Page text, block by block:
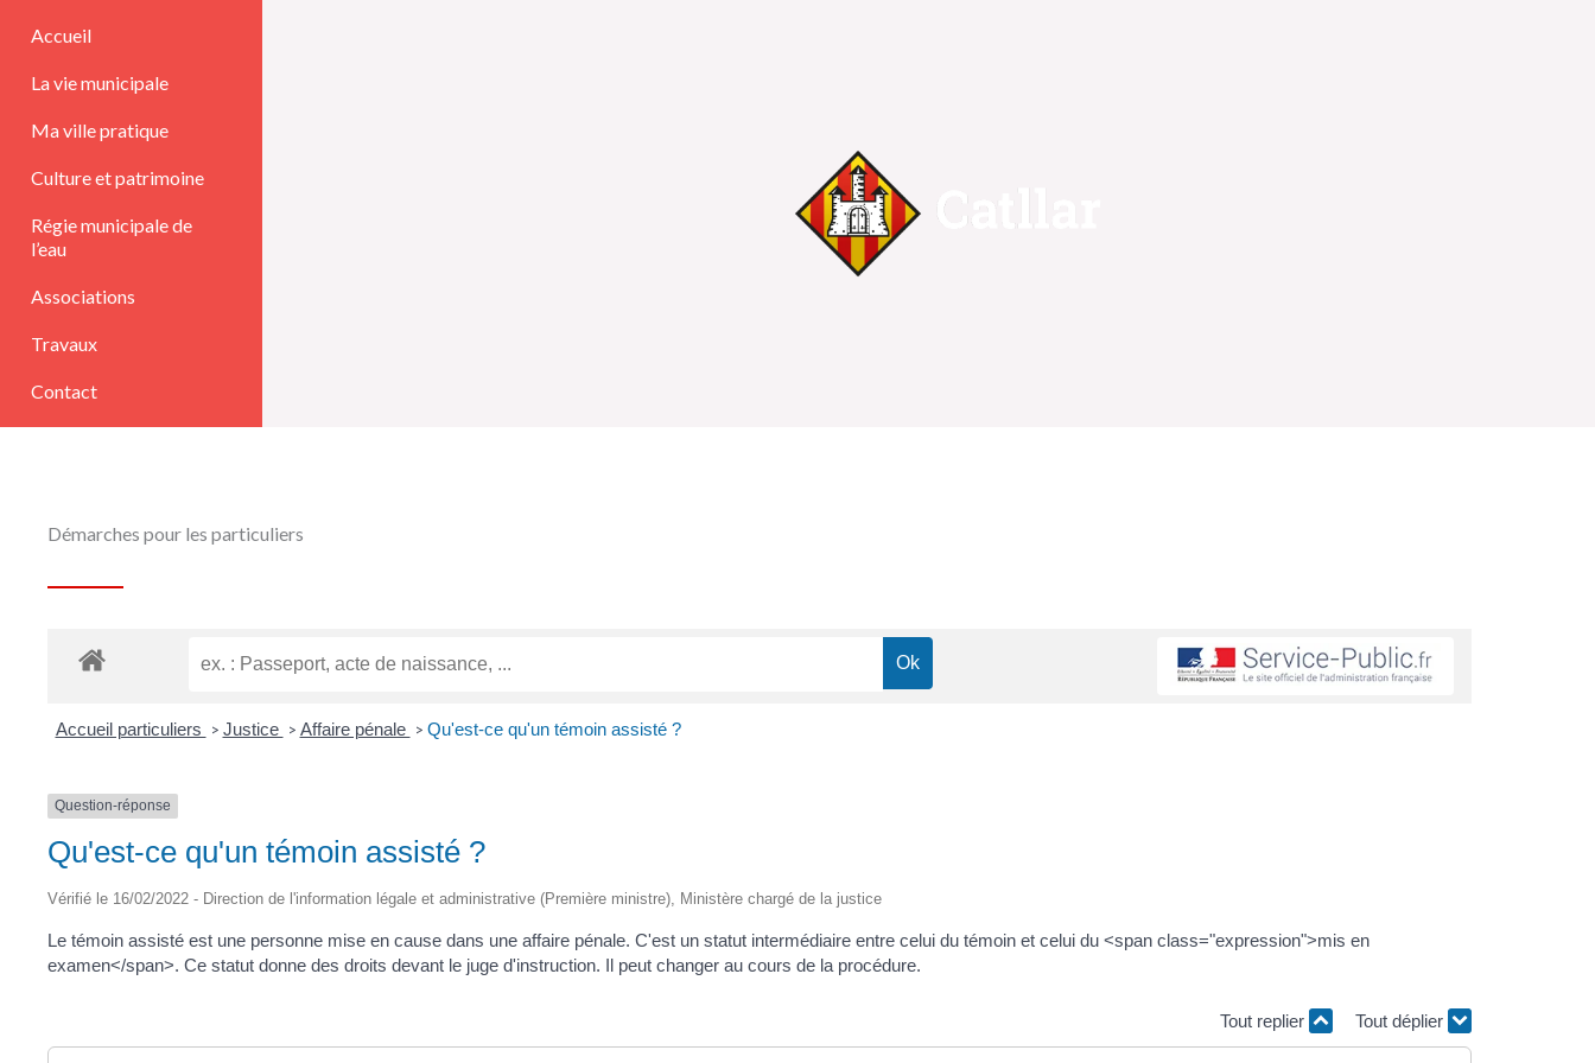
contenu
Accueil
La vie municipale
Ma ville pratique
Culture et patrimoine
Régie municipale de
l’eau
Associations
Travaux
Contact
Démarches pour les particuliers
Accueil particuliers > Justice > Affaire pénale > Qu'est-ce qu'un témoin assisté ?
Question-réponse
Qu'est-ce qu'un témoin assisté ?
Vérifié le 16/02/2022 - Direction de l'information légale et administrative (Première ministre), Ministère chargé de la justice
Le témoin assisté est une personne mise en cause dans une affaire pénale. C'est un statut intermédiaire entre celui du témoin et celui du <span class="expression">mis en
examen</span>. Ce statut donne des droits devant le juge d'instruction. Il peut changer au cours de la procédure.
Tout replier Tout déplier